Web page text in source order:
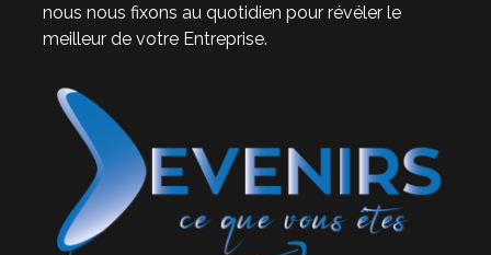
nous nous fixons au quotidien pour révéler le
meilleur de votre Entreprise.